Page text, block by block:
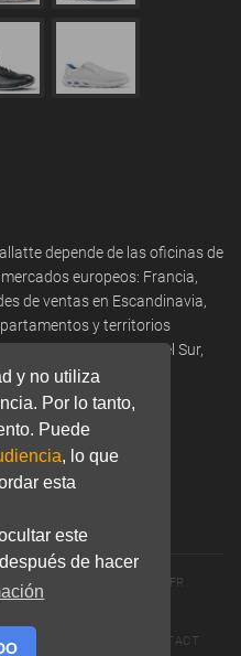
y no utiliza
Por lo tanto,
Puede
, lo que
esta
este
de hacer
depende de las oficinas de
europeos: Francia,
de ventas en Escandinavia,
y territorios
América del Norte y del Sur,
WWW.JALLATTE.FR
CONTACT